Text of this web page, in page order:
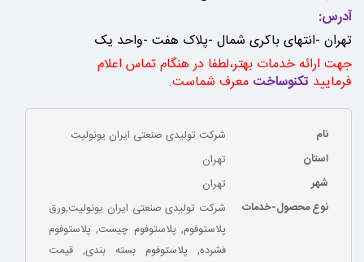
آدرس:
تهران -انتهای باکری شمال -پلاک هفت -واحد یک
جهت ارائه خدمات بهتر،لطفا در هنگام تماس اعلام
فرمایید تکنوساخت معرف شماست.
نام
شرکت تولیدی صنعتی ایران یونولیت
استان
تهران
شهر
تهران
نوع محصول-خدمات
شرکت تولیدی صنعتی ایران یونولیت,ورق
پلاستوفوم, پلاستوفوم چیست, پلاستوفوم
فشرده, پلاستوفوم بسته بندی, قیمت